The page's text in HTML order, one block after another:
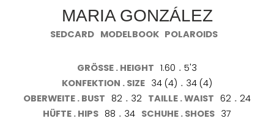
MARIA GONZÁLEZ
SEDCARD MODELBOOK POLAROIDS
GRÖSSE . HEIGHT 1.60 . 5'3
KONFEKTION . SIZE 34 (4) . 34 (4)
OBERWEITE . BUST 82 . 32 TAILLE . WAIST 62 . 24
HÜFTE . HIPS 88 . 34 SCHUHE . SHOES 37